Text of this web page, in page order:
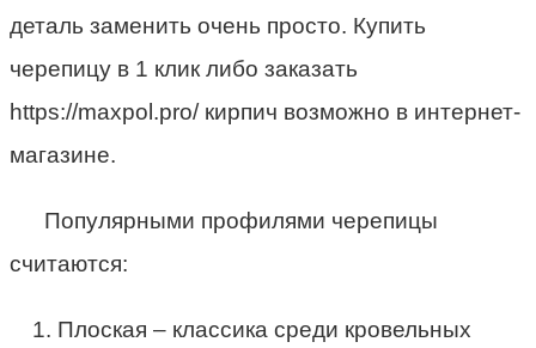
деталь заменить очень просто. Купить
черепицу в 1 клик либо заказать
https://maxpol.pro/ кирпич возможно в интернет-
магазине.
Популярными профилями черепицы
считаются:
Плоская – классика среди кровельных